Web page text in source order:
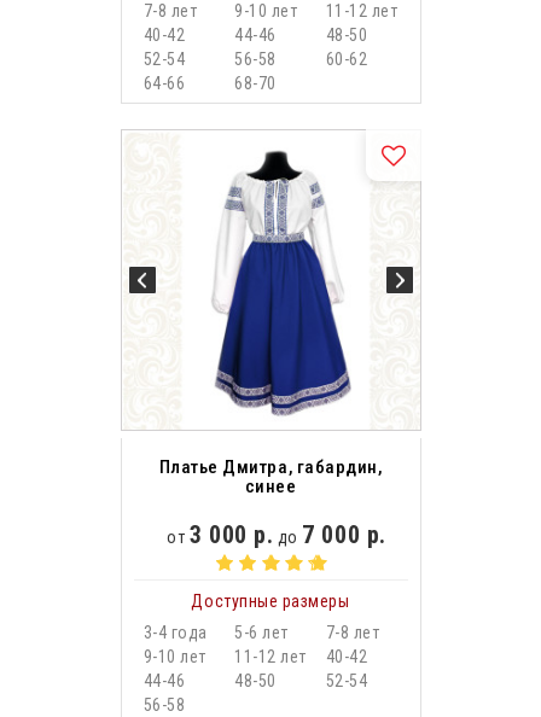
7-8 лет
9-10 лет
11-12 лет
40-42
44-46
48-50
52-54
56-58
60-62
64-66
68-70
Платье Дмитра, габардин,
синее
от 3 000 р. до 7 000 р.
Доступные размеры
3-4 года
5-6 лет
7-8 лет
9-10 лет
11-12 лет
40-42
44-46
48-50
52-54
56-58